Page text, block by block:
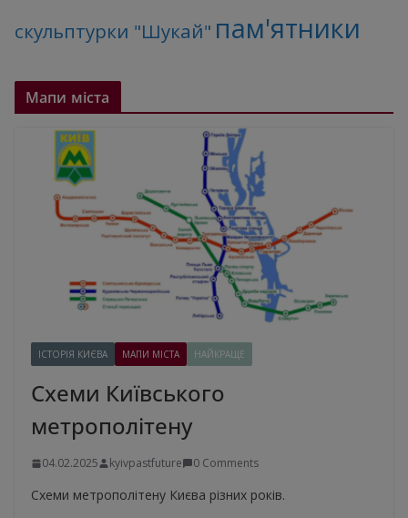
скульптурки "Шукай" пам'ятники
Мапи міста
ІСТОРІЯ КИЄВА МАПИ МІСТА НАЙКРАЩЕ
Схеми Київського
метрополітену
04.02.2025 kyivpastfuture 0 Comments
Схеми метрополітену Києва різних років.